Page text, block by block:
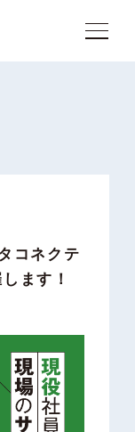
コネクテ
ます！